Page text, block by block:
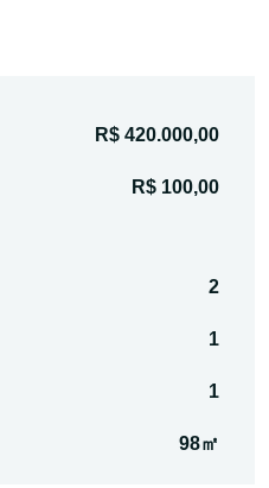
R$ 420.000,00
R$ 100,00
2
1
1
98㎡